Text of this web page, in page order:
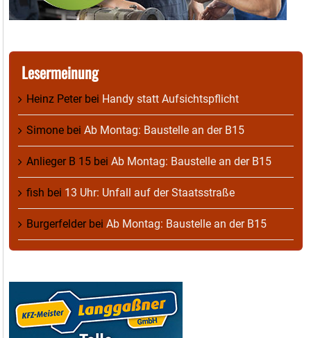
Lesermeinung
Heinz Peterbei Handy statt Aufsichtspflicht
Simone bei Ab Montag: Baustelle an der B15
Anlieger B 15 bei Ab Montag: Baustelle an der B15
fish bei 13 Uhr: Unfall auf der Staatsstraße
Burgerfelderbei Ab Montag: Baustelle an der B15